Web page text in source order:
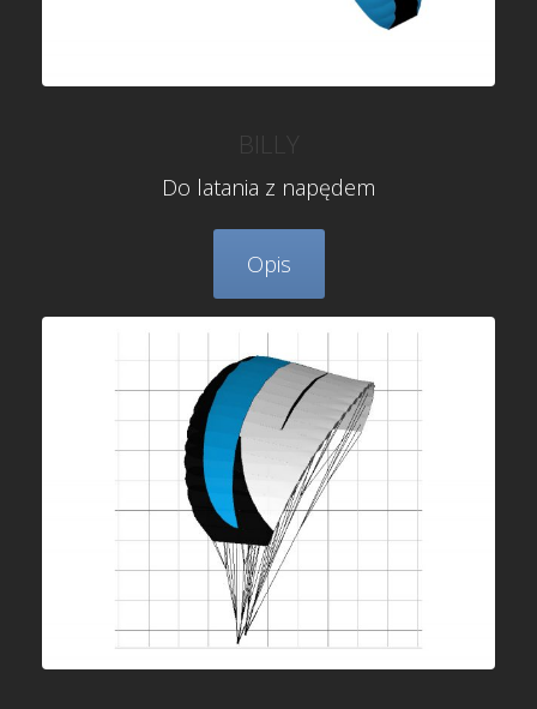
BILLY
Do latania z napędem
Opis